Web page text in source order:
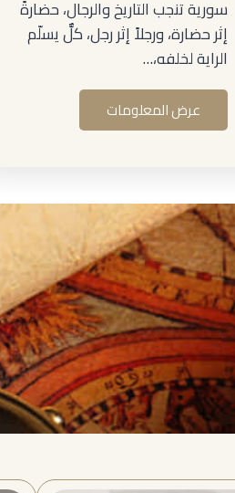
سورية تنجب التاريخ والرجال، حضارةً
إثر حضارة، ورجلاً إثر رجل، كلٌّ يسلّم
الراية لخلفه،…
عرض المعلومات